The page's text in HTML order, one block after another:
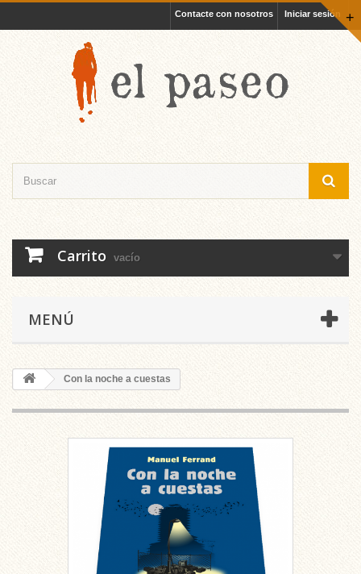
+
Iniciar sesión
Contacte con nosotros
Carrito vacío
MENÚ
Con la noche a cuestas